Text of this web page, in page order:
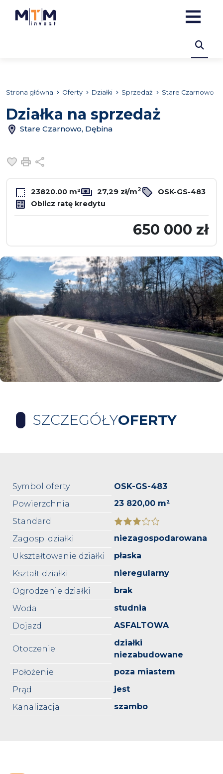
Strona główna Oferty Działki Sprzedaż Stare Czarnowo
Działka na sprzedaż
Stare Czarnowo, Dębina
Dodaj do ulubionych
Drukuj
23820.00 m² 27,29 zł/m2
OSK-GS-483
Oblicz ratę kredytu
650 000 zł
SZCZEGÓŁYOFERTY
Symbol oferty
OSK-GS-483
Powierzchnia
23 820,00 m²
Standard
Zagosp. działki
niezagospodarowana
Ukształtowanie działki
płaska
Kształt działki
nieregularny
Ogrodzenie działki
brak
Woda
studnia
Dojazd
ASFALTOWA
Otoczenie
działki
niezabudowane
Położenie
poza miastem
Prąd
jest
Kanalizacja
szambo